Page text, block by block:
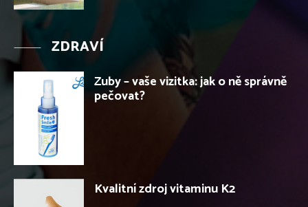
ZDRAVÍ
Zuby – vaše vizitka: jak o ně správně
pečovat?
Kvalitní zdroj vitaminu K2